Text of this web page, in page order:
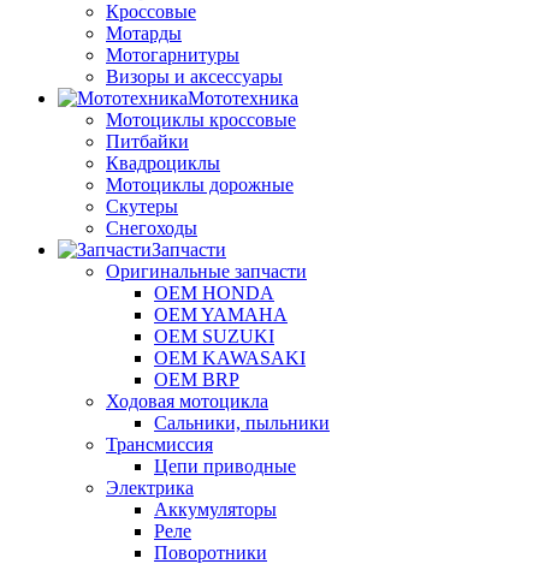
Кроссовые
Мотарды
Мотогарнитуры
Визоры и аксессуары
Мототехника
Мотоциклы кроссовые
Питбайки
Квадроциклы
Мотоциклы дорожные
Скутеры
Снегоходы
Запчасти
Оригинальные запчасти
OEM HONDA
OEM YAMAHA
OEM SUZUKI
OEM KAWASAKI
OEM BRP
Ходовая мотоцикла
Сальники, пыльники
Трансмиссия
Цепи приводные
Электрика
Аккумуляторы
Реле
Поворотники